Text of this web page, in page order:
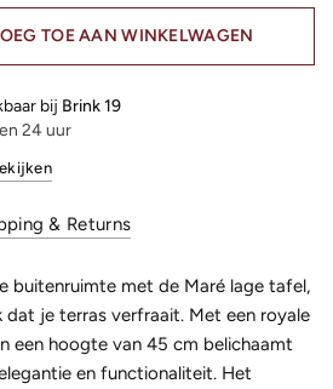
TOE AAN WINKELWAGEN
bij Brink 19
24 uur
& Returns
buitenruimte met de Maré lage tafel,
dat je terras verfraait. Met een royale
een hoogte van 45 cm belichaamt
en functionaliteit. Het